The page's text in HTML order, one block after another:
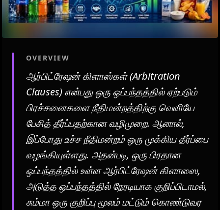
OVERVIEW
ஆர்பிட்ரேஷன் கிளாஸ்கள் (Arbitration
Clauses) என்பது ஒரு ஒப்பந்தத்தில் ஏற்படும்
பிரச்சனைகளை நீதிமன்றத்திற்கு வெளியே
பேசித் தீர்ப்பதற்கான வழிமுறை. ஆனால்,
இப்போது உச்ச நீதிமன்றம் ஒரு முக்கிய தீர்ப்பை
வழங்கியுள்ளது. அதன்படி, ஒரு பிரதான
ஒப்பந்தத்தில் உள்ள ஆர்பிட்ரேஷன் கிளாஸை,
அடுத்த ஒப்பந்தத்தில் நேரடியாக குறிப்பிடாமல்,
சும்மா ஒரு குறிப்பு மூலம் மட்டும் கொண்டுவர